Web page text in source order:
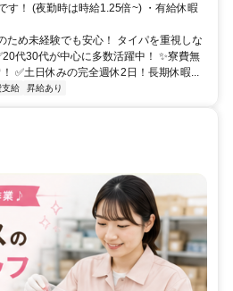
す！ (夜勤時は時給1.25倍~) ・有給休暇
め未経験でも安心！ タイパを重視しな
代30代が中心に多数活躍中！ ✨寮費無
✅土日休みの完全週休2日！長期休暇...
支給 昇給あり